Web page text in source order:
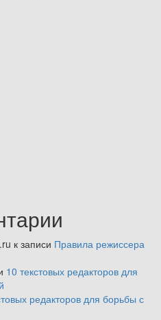
к записи Правила режиссера
10 текстовых редакторов для
редакторов для борьбы с